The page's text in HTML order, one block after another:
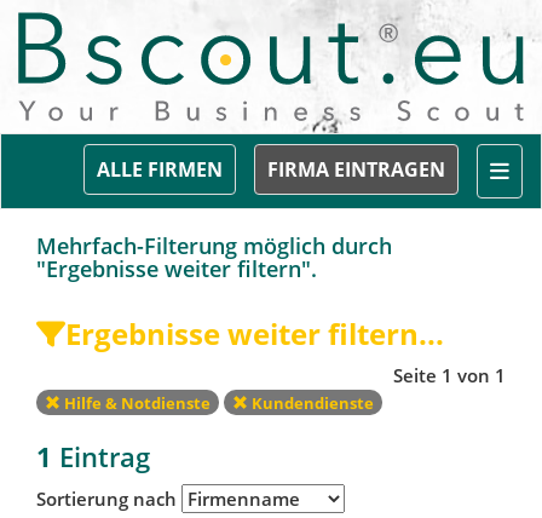
FIRMA EINTRAGEN
ALLE FIRMEN
Mehrfach-Filterung möglich durch
"Ergebnisse weiter filtern".
Ergebnisse weiter filtern...
Seite 1 von 1
Hilfe & Notdienste Kundendienste
1 Eintrag
Sortierung nach